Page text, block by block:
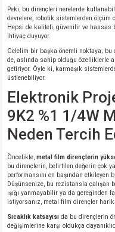
Peki, bu dirençleri nerelerde
devrelere, robotik sistemlerden ölçüm
Hepsi de kaliteli, güvenilir ve hassas
ihtiyaç duyuyor.
Gelelim bir başka önemli noktaya;
de, aslında sahip olduğu özelliklerle
getiriyor. Öyle ki, karmaşık
üstlenebiliyor.
Elektronik
9K2 %1 1/4W
Neden Tercih
Öncelikle, metal film dirençlerin
bu dirençlerin, belirtilen değerin çok
performansını en başından
Düşünsenize, bu rezistansla çalışan
ışığı yanmayabilir ya da gereğinden
istiyorsanız, metal film dirençler
Sıcaklık katsayısı da bu dirençlerin
değişimlerine karşı oldukça